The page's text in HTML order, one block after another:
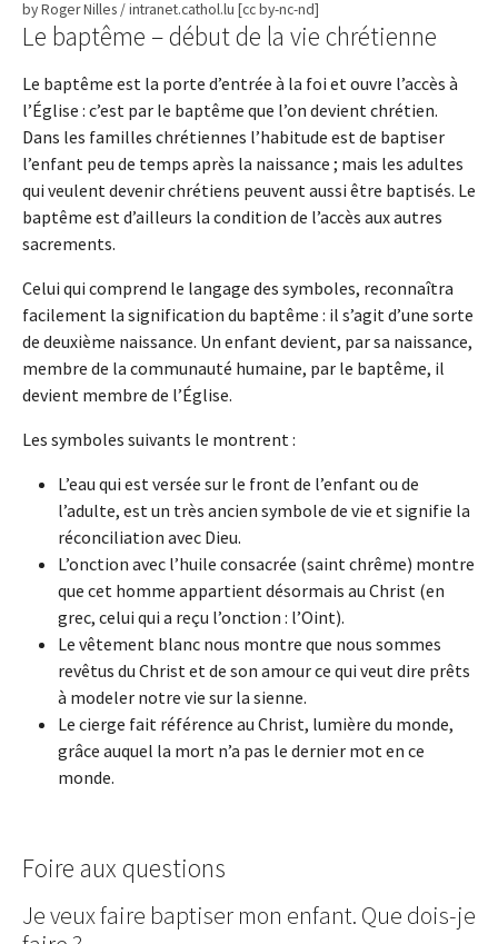
by Roger Nilles / intranet.cathol.lu [cc by-nc-nd]
Le baptême – début de la vie chrétienne
Le baptême est la porte d’entrée à la foi et ouvre l’accès à
l’Église : c’est par le baptême que l’on devient chrétien.
Dans les familles chrétiennes l’habitude est de baptiser
l’enfant peu de temps après la naissance ; mais les adultes
qui veulent devenir chrétiens peuvent aussi être baptisés. Le
baptême est d’ailleurs la condition de l’accès aux autres
sacrements.
Celui qui comprend le langage des symboles, reconnaîtra
facilement la signification du baptême : il s’agit d’une sorte
de deuxième naissance. Un enfant devient, par sa naissance,
membre de la communauté humaine, par le baptême, il
devient membre de l’Église.
Les symboles suivants le montrent :
L’eau qui est versée sur le front de l’enfant ou de
l’adulte, est un très ancien symbole de vie et signifie la
réconciliation avec Dieu.
L’onction avec l’huile consacrée (saint chrême) montre
que cet homme appartient désormais au Christ (en
grec, celui qui a reçu l’onction : l’Oint).
Le vêtement blanc nous montre que nous sommes
revêtus du Christ et de son amour ce qui veut dire prêts
à modeler notre vie sur la sienne.
Le cierge fait référence au Christ, lumière du monde,
grâce auquel la mort n’a pas le dernier mot en ce
monde.
Foire aux questions
Je veux faire baptiser mon enfant. Que dois-je